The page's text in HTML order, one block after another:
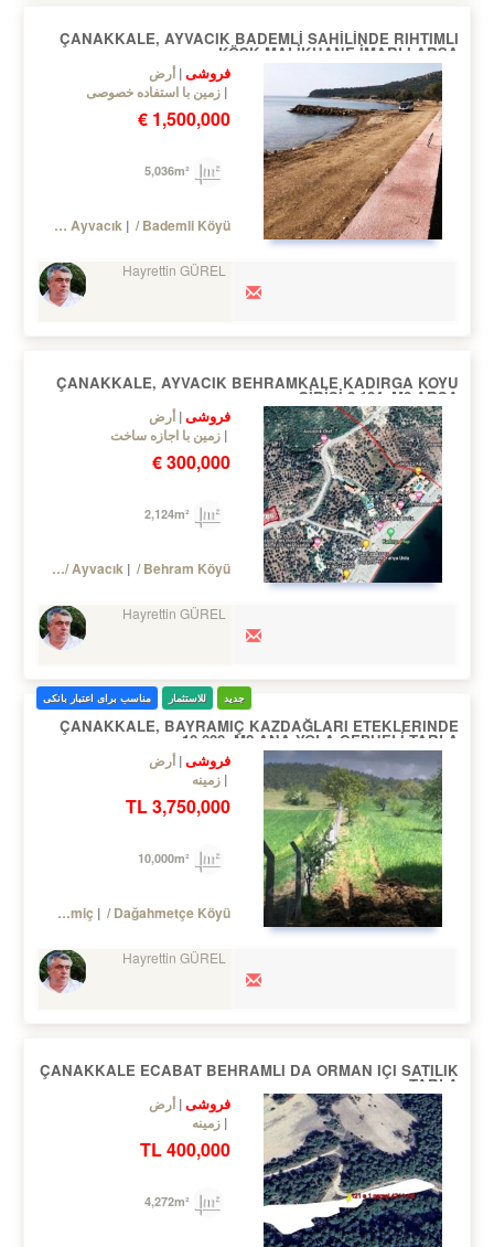
ÇANAKKALE, AYVACIK BADEMLİ SAHİLİNDE RIHTIMLI
KÖŞK MALİKHANE İMARLI ARSA
فروشی أرض
زمین با استفاده خصوصی
1,500,000 €
Turkey Çanakkale / Ayvacık / Bademli Köyü
Hayrettin GÜREL
ÇANAKKALE, AYVACIK BEHRAMKALE KADIRGA KOYU
GİRİŞİ 2.124.-M2 ARSA
فروشی أرض
زمین با اجازه ساخت
300,000 €
Turkey Çanakkale / Ayvacık / Behram Köyü
Hayrettin GÜREL
جدید للاستثمار مناسب برای اعتبار بانکی
ÇANAKKALE, BAYRAMIÇ KAZDAĞLARI ETEKLERINDE
10.000.-M2 ANA YOLA CEPHELİ TARLA
فروشی أرض
زمینه
3,750,000 TL
Turkey Çanakkale / Bayramiç / Dağahmetçe Köyü
Hayrettin GÜREL
ÇANAKKALE ECABAT BEHRAMLI DA ORMAN IÇI SATILIK
TARLA
فروشی أرض
زمینه
400,000 TL